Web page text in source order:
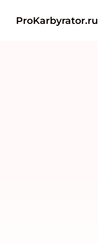
ProKarbyrator.ru